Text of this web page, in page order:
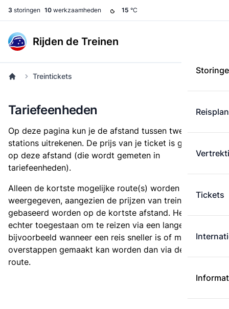
3 storingen 10 werkzaamheden 15 °C
Rijden de Treinen
Tickets
Treintickets
Tariefeenheden
Op deze pagina kun je de afstand tussen twee
stations uitrekenen. De prijs van je ticket is gebaseerd
op deze afstand (die wordt gemeten in
tariefeenheden).
Alleen de kortste mogelijke route(s) worden
weergegeven, aangezien de prijzen van treintickets
gebaseerd worden op de kortste afstand. Het is
echter toegestaan om te reizen via een langere route,
bijvoorbeeld wanneer een reis sneller is of met minder
overstappen gemaakt kan worden dan via de kortste
route.